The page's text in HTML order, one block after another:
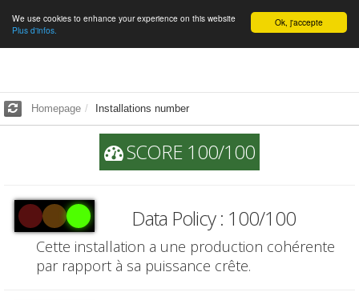
English Ok, j'accepte
We use cookies to enhance your experience on this website
Plus d'infos.
Homepage Installations number
SCORE 100/100
Data Policy : 100/100
Cette installation a une production cohérente
par rapport à sa puissance crête.